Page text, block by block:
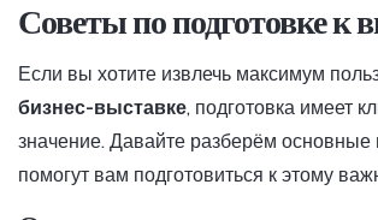
Советы по подготовке к
Если вы хотите извлечь максимум
бизнес-выставке, подготовка имеет
значение. Давайте разберём основные
помогут вам подготовиться к этому